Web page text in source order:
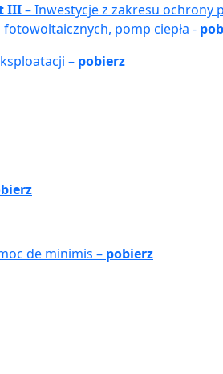
III– Inwestycje z zakresu ochrony
pomp ciepła -
– pobierz
de minimis – pobierz